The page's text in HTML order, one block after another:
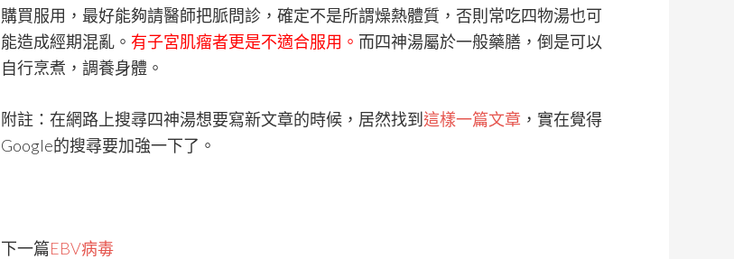
購買服用，最好能夠請醫師把脈問診，確定不是所謂燥熱體質，否則常吃四物湯也可
能造成經期混亂。 有子宮肌瘤者更是不適合服用。 而四神湯屬於一般藥膳，倒是可以
自行烹煮，調養身體。
附註：在網路上搜尋四神湯想要寫新文章的時候，居然找到 這樣一篇文章 ，實在覺得
Google的搜尋要加強一下了。
下一篇EBV病毒